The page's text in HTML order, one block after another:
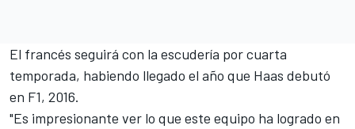
El francés seguirá con la escudería por cuarta
temporada, habiendo llegado el año que Haas debutó
en F1, 2016.
"Es impresionante ver lo que este equipo ha logrado en